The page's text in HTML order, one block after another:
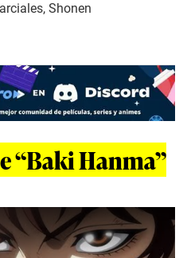
Shonen
“Baki Hanma”